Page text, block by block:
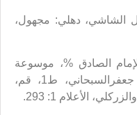
الشاشي، دهلي: مجهول،
الصادق %، موسوعة
طبقات الفقهاء 4: 102، إشراف: جعفرالسبحاني، ط1، قم،